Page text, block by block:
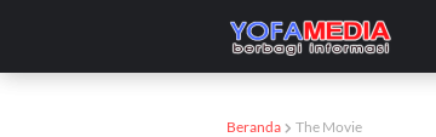
Beranda The Movie